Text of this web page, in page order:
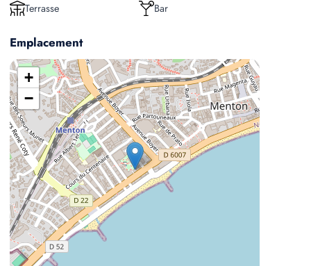
Terrasse
Bar
Emplacement
+
−